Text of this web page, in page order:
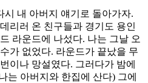
시 내 아버지 얘기로 돌아가자.
리러 온 친구들과 경기도 용인
라운드에 나섰다. 나는 그날 오
가 없었다. 라운드가 끝났을 무
이나 망설였다. 그러다가 밤에
는 아버지와 한집에 산다) 그에